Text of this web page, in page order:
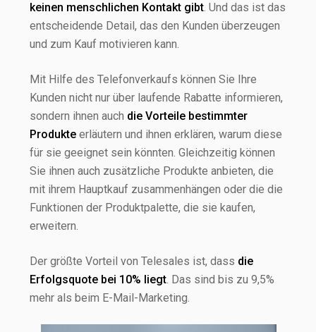
keinen menschlichen Kontakt gibt. Und das ist das
entscheidende Detail, das den Kunden überzeugen
und zum Kauf motivieren kann.
Mit Hilfe des Telefonverkaufs können Sie Ihre
Kunden nicht nur über laufende Rabatte informieren,
sondern ihnen auch die Vorteile bestimmter
Produkte erläutern und ihnen erklären, warum diese
für sie geeignet sein könnten. Gleichzeitig können
Sie ihnen auch zusätzliche Produkte anbieten, die
mit ihrem Hauptkauf zusammenhängen oder die die
Funktionen der Produktpalette, die sie kaufen,
erweitern.
Der größte Vorteil von Telesales ist, dass die
Erfolgsquote bei 10% liegt. Das sind bis zu 9,5%
mehr als beim E-Mail-Marketing.